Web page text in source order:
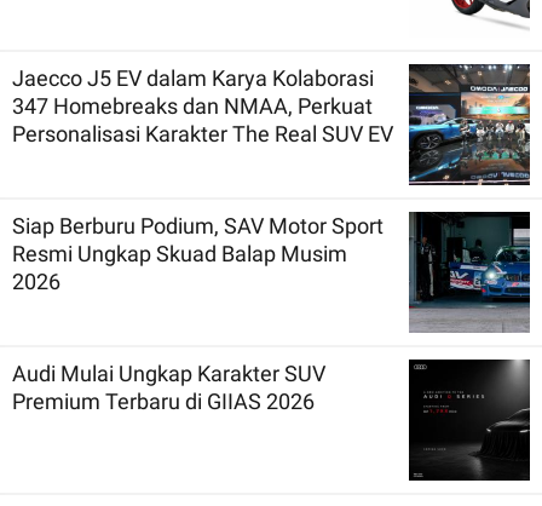
Jaecco J5 EV dalam Karya Kolaborasi
347 Homebreaks dan NMAA, Perkuat
Personalisasi Karakter The Real SUV EV
Siap Berburu Podium, SAV Motor Sport
Resmi Ungkap Skuad Balap Musim
2026
Audi Mulai Ungkap Karakter SUV
Premium Terbaru di GIIAS 2026